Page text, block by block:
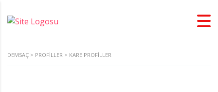
DEMSAÇ > PROFILLER > KARE PROFILLER